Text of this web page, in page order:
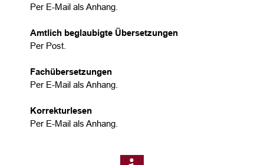
Per E-Mail als Anhang.
Amtlich beglaubigte Übersetzungen
Per Post.
Fachübersetzungen
Per E-Mail als Anhang.
Korrekturlesen
Per E-Mail als Anhang.